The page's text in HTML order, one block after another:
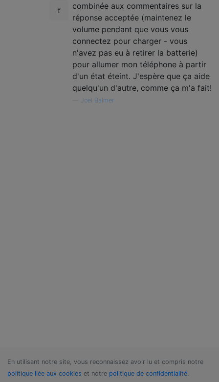
combinée aux commentaires sur la
réponse acceptée (maintenez le
volume pendant que vous vous
connectez pour charger - vous
n'avez pas eu à retirer la batterie)
pour allumer mon téléphone à partir
d'un état éteint. J'espère que ça aide
quelqu'un d'autre, comme ça m'a fait!
Joel Balmer
En utilisant notre site, vous reconnaissez avoir lu et compris notre
politique liée aux cookies et notre politique de confidentialité.